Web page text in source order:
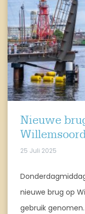
Nieuwe
25 Juli 2025
nieuwe brug op
gebruik genomen.